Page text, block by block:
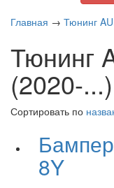
Главная → Тюнинг
Тюнинг
(2020-...)
Сортировать по
8Y